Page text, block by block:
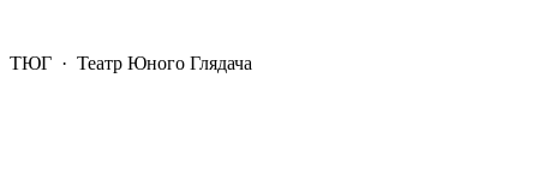
ТЮГ · Театр Юного Глядача